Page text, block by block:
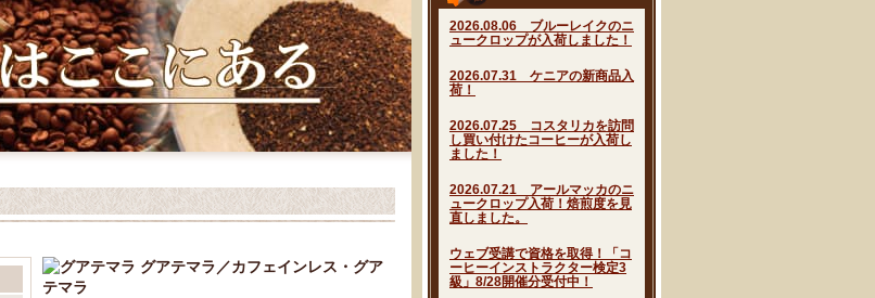
2026.08.06 ブルーレイクのニ
ュークロップが入荷しました！
2026.07.31 ケニアの新商品入
荷！
2026.07.25 コスタリカを訪問
し買い付けたコーヒーが入荷し
ました！
2026.07.21 アールマッカのニ
ュークロップ入荷！焙煎度を見
直しました。
ウェブ受講で資格を取得！「コ
ーヒーインストラクター検定3
級」8/28開催分受付中！
グアテマラ／カフェインレス・グア
テマラ